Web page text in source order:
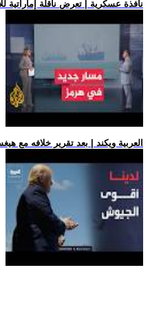
.. نافذة عسكرية | تعرض ناقلة إماراتية
.. العربية ويكند | بعد تقرير خلافه